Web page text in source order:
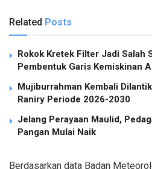
Related Posts
Rokok Kretek Filter Jadi Salah
Pembentuk Garis Kemiskinan
Mujiburrahman Kembali
Raniry Periode 2026-2030
Jelang Perayaan Maulid,
Pangan Mulai Naik
Berdasarkan data Badan